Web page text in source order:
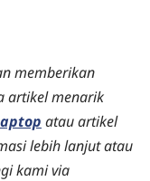
memberikan
artikel menarik
atau artikel
lebih lanjut atau
kami via